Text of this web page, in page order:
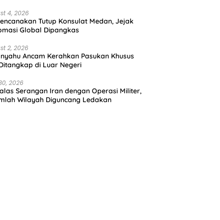
4, 2026
Tutup Konsulat Medan, Jejak
Global Dipangkas
2, 2026
Ancam Kerahkan Pasukan Khusus
di Luar Negeri
2026
Serangan Iran dengan Operasi Militer,
Wilayah Diguncang Ledakan